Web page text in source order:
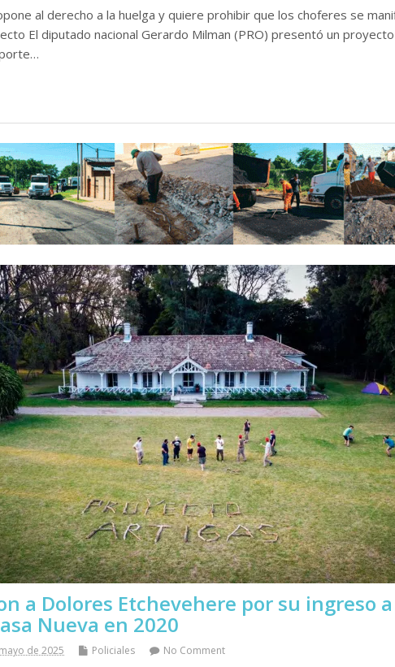
al derecho a la huelga y quiere prohibir que los choferes se
El diputado nacional Gerardo Milman (PRO) presentó un
a Dolores Etchevehere por su ingreso
Nueva en 2020
de 2025 Policiales No Comment